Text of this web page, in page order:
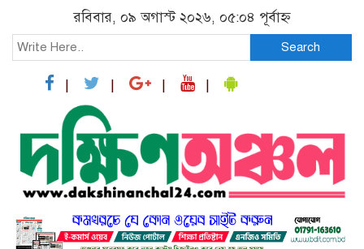
রবিবার, ০৯ অগাস্ট ২০২৬, ০৫:০৪ পূর্বাহ্ন
Search